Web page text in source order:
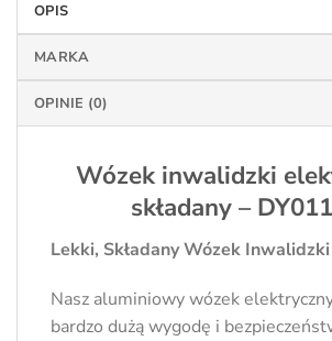
OPIS
MARKA
OPINIE (0)
Wózek inwalidzki
składany –
Lekki, Składany Wózek
Nasz aluminiowy wózek
bardzo dużą wygodę i